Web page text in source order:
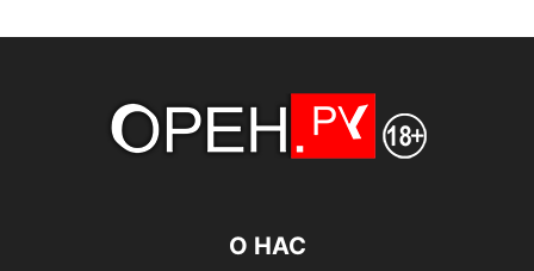
О НАС